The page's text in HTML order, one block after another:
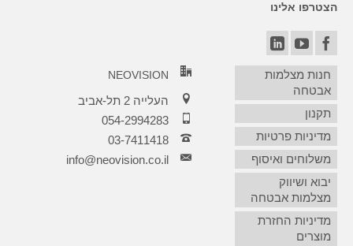
הצטרפו אלינו
חנות מצלמות
אבטחה
תקנון
מדיניות פרטיות
משלוחים ואיסוף
יבוא ושיווק
מצלמות אבטחה
מדיניות החזרת
מוצרים
NEOVISION
העלייה 2 תל-אביב
054-2994283
03-7411418‏
info@neovision.co.il